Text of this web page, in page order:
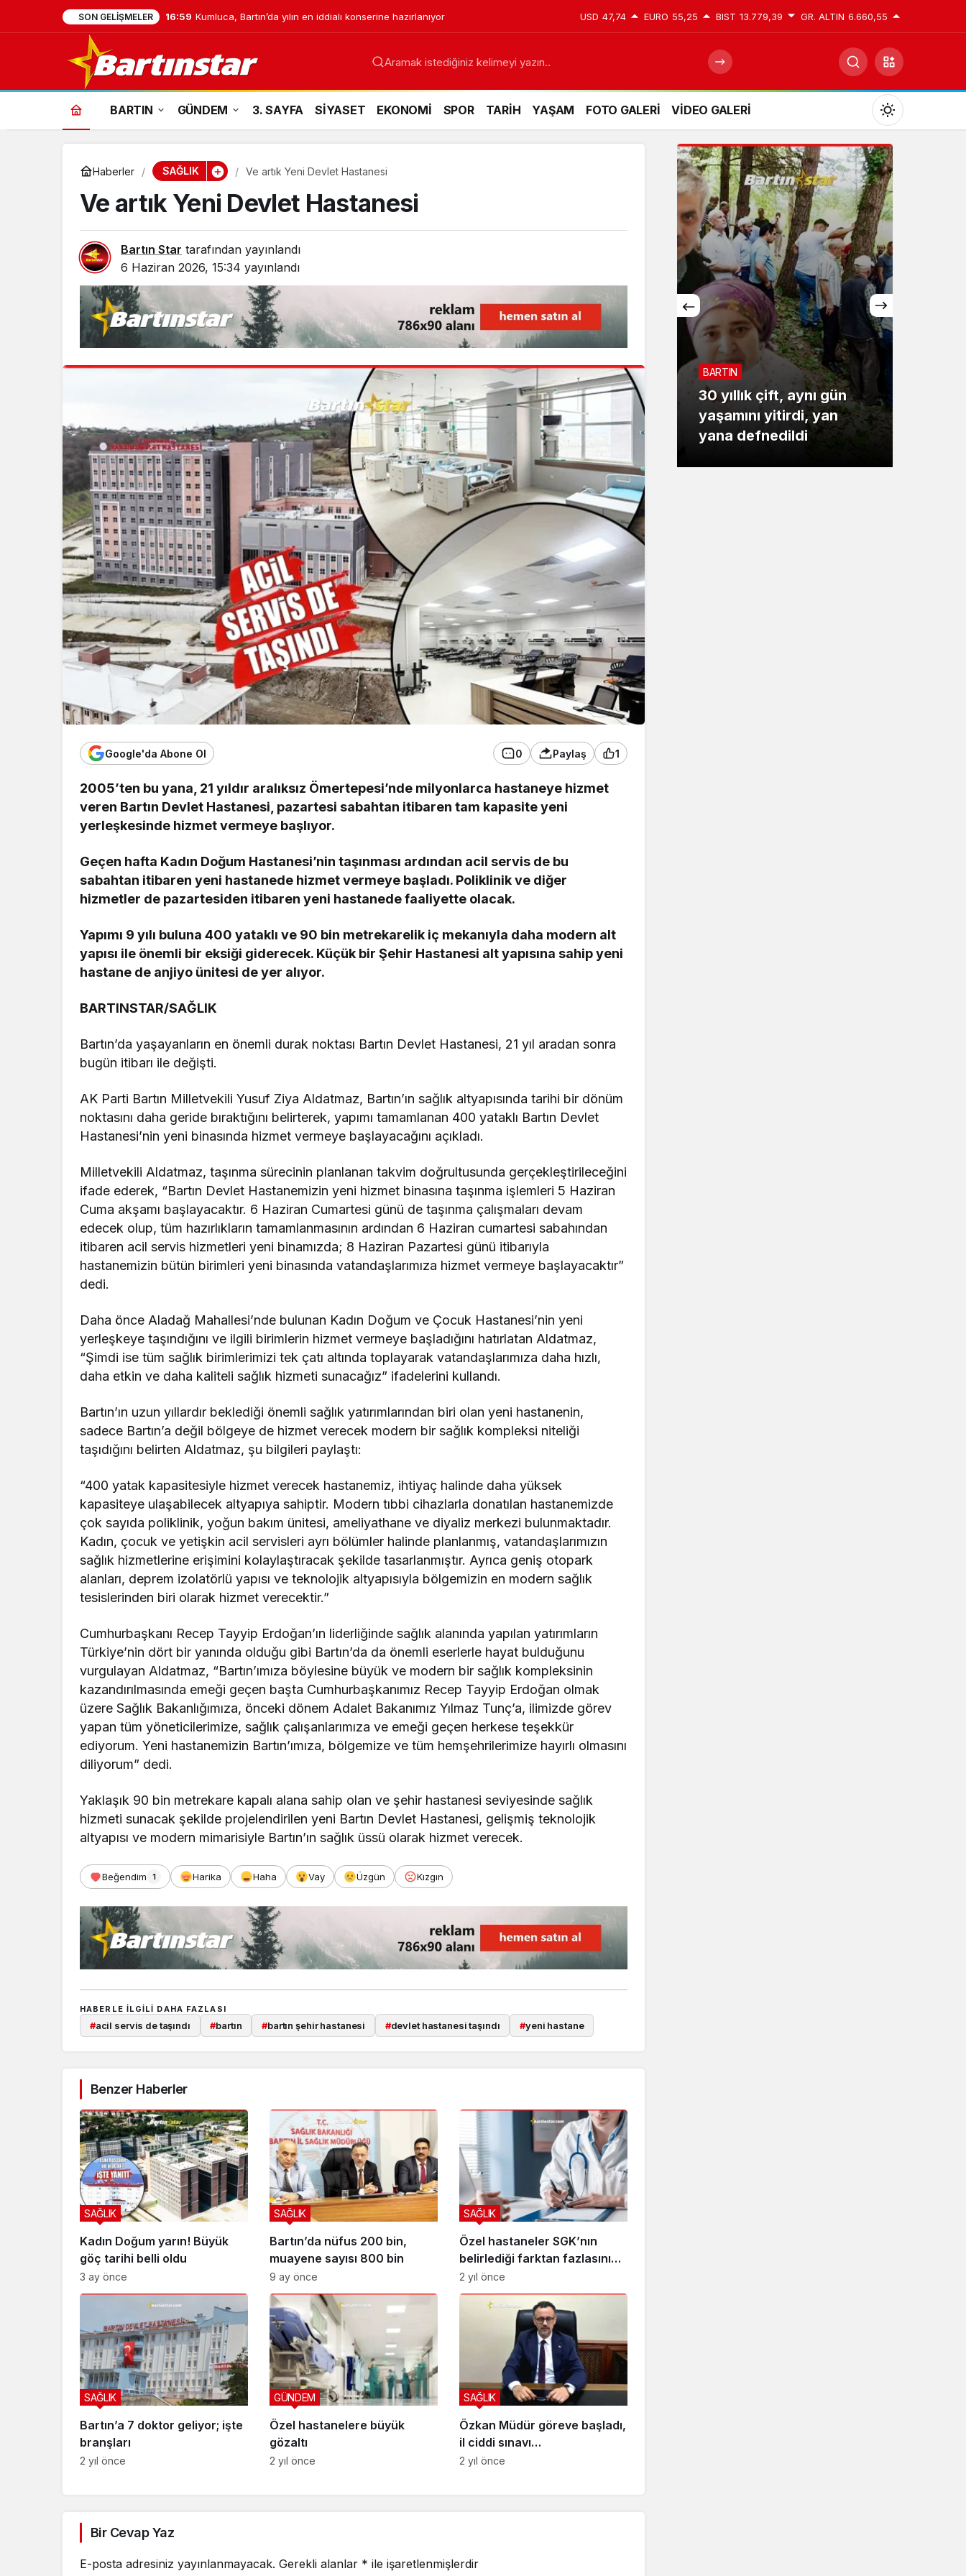
SON GELIŞMELER 16:59 Kumluca, Bartın’da yılın en iddialı konserine hazırlanıyor USD 47,74 EURO 55,25 BIST 13.779,39 GR. ALTIN 6.660,55
Aramak istediğiniz kelimeyi yazın..
BARTIN GÜNDEM 3. SAYFA SİYASET EKONOMİ SPOR TARİH YAŞAM FOTO GALERİ VİDEO GALERİ
Mod
değiştir
Gündüz Modu
Gündüz modunu seçin.
Gece Modu
Gece modunu seçin.
Sistem Modu
Sistem modunu seçin.
Haberler SAĞLIK Ve artık Yeni Devlet Hastanesi
Ve artık Yeni Devlet Hastanesi
Bartın Star tarafından yayınlandı
6 Haziran 2026, 15:34 yayınlandı
Google'da Abone Ol 0 Paylaş 1
2005’ten bu yana, 21 yıldır aralıksız Ömertepesi’nde milyonlarca hastaneye hizmet
veren Bartın Devlet Hastanesi, pazartesi sabahtan itibaren tam kapasite yeni
yerleşkesinde hizmet vermeye başlıyor.
Geçen hafta Kadın Doğum Hastanesi’nin taşınması ardından acil servis de bu
sabahtan itibaren yeni hastanede hizmet vermeye başladı. Poliklinik ve diğer
hizmetler de pazartesiden itibaren yeni hastanede faaliyette olacak.
Yapımı 9 yılı buluna 400 yataklı ve 90 bin metrekarelik iç mekanıyla daha modern alt
yapısı ile önemli bir eksiği giderecek. Küçük bir Şehir Hastanesi alt yapısına sahip yeni
hastane de anjiyo ünitesi de yer alıyor.
BARTINSTAR/SAĞLIK
Bartın’da yaşayanların en önemli durak noktası Bartın Devlet Hastanesi, 21 yıl aradan sonra
bugün itibarı ile değişti.
AK Parti Bartın Milletvekili Yusuf Ziya Aldatmaz, Bartın’ın sağlık altyapısında tarihi bir dönüm
noktasını daha geride bıraktığını belirterek, yapımı tamamlanan 400 yataklı Bartın Devlet
Hastanesi’nin yeni binasında hizmet vermeye başlayacağını açıkladı.
Milletvekili Aldatmaz, taşınma sürecinin planlanan takvim doğrultusunda gerçekleştirileceğini
ifade ederek, “Bartın Devlet Hastanemizin yeni hizmet binasına taşınma işlemleri 5 Haziran
Cuma akşamı başlayacaktır. 6 Haziran Cumartesi günü de taşınma çalışmaları devam
edecek olup, tüm hazırlıkların tamamlanmasının ardından 6 Haziran cumartesi sabahından
itibaren acil servis hizmetleri yeni binamızda; 8 Haziran Pazartesi günü itibarıyla
hastanemizin bütün birimleri yeni binasında vatandaşlarımıza hizmet vermeye başlayacaktır”
dedi.
Daha önce Aladağ Mahallesi’nde bulunan Kadın Doğum ve Çocuk Hastanesi’nin yeni
yerleşkeye taşındığını ve ilgili birimlerin hizmet vermeye başladığını hatırlatan Aldatmaz,
“Şimdi ise tüm sağlık birimlerimizi tek çatı altında toplayarak vatandaşlarımıza daha hızlı,
daha etkin ve daha kaliteli sağlık hizmeti sunacağız” ifadelerini kullandı.
Bartın’ın uzun yıllardır beklediği önemli sağlık yatırımlarından biri olan yeni hastanenin,
sadece Bartın’a değil bölgeye de hizmet verecek modern bir sağlık kompleksi niteliği
taşıdığını belirten Aldatmaz, şu bilgileri paylaştı:
“400 yatak kapasitesiyle hizmet verecek hastanemiz, ihtiyaç halinde daha yüksek
kapasiteye ulaşabilecek altyapıya sahiptir. Modern tıbbi cihazlarla donatılan hastanemizde
çok sayıda poliklinik, yoğun bakım ünitesi, ameliyathane ve diyaliz merkezi bulunmaktadır.
Kadın, çocuk ve yetişkin acil servisleri ayrı bölümler halinde planlanmış, vatandaşlarımızın
sağlık hizmetlerine erişimini kolaylaştıracak şekilde tasarlanmıştır. Ayrıca geniş otopark
alanları, deprem izolatörlü yapısı ve teknolojik altyapısıyla bölgemizin en modern sağlık
tesislerinden biri olarak hizmet verecektir.”
Cumhurbaşkanı Recep Tayyip Erdoğan’ın liderliğinde sağlık alanında yapılan yatırımların
Türkiye’nin dört bir yanında olduğu gibi Bartın’da da önemli eserlerle hayat bulduğunu
vurgulayan Aldatmaz, “Bartın’ımıza böylesine büyük ve modern bir sağlık kompleksinin
kazandırılmasında emeği geçen başta Cumhurbaşkanımız Recep Tayyip Erdoğan olmak
üzere Sağlık Bakanlığımıza, önceki dönem Adalet Bakanımız Yılmaz Tunç’a, ilimizde görev
yapan tüm yöneticilerimize, sağlık çalışanlarımıza ve emeği geçen herkese teşekkür
ediyorum. Yeni hastanemizin Bartın’ımıza, bölgemize ve tüm hemşehrilerimize hayırlı olmasını
diliyorum” dedi.
Yaklaşık 90 bin metrekare kapalı alana sahip olan ve şehir hastanesi seviyesinde sağlık
hizmeti sunacak şekilde projelendirilen yeni Bartın Devlet Hastanesi, gelişmiş teknolojik
altyapısı ve modern mimarisiyle Bartın’ın sağlık üssü olarak hizmet verecek.
Beğendim 1 Harika Haha Vay Üzgün Kızgın
HABERLE ILGILI DAHA FAZLASI
#acil servis de taşındı #bartın #bartın şehir hastanesi #devlet hastanesi taşındı #yeni hastane
Benzer Haberler
Kadın Doğum yarın! Büyük
göç tarihi belli oldu
SAĞLIK
3 ay önce
Bartın’da nüfus 200 bin,
muayene sayısı 800 bin
SAĞLIK
9 ay önce
Özel hastaneler SGK’nın
belirlediği farktan fazlasını
isteyemeyecek
SAĞLIK
2 yıl önce
Bartın’a 7 doktor geliyor; işte
branşları
SAĞLIK
2 yıl önce
Özel hastanelere büyük
gözaltı
GÜNDEM
2 yıl önce
Özkan Müdür göreve başladı,
il ciddi sınavı…
SAĞLIK
2 yıl önce
Bir Cevap Yaz
E-posta adresiniz yayınlanmayacak. Gerekli alanlar * ile işaretlenmişlerdir
BARTIN
Kumluca, Bartın’da yılın
en iddialı konserine
hazırlanıyor
BARTIN
30 yıllık çift, aynı gün
yaşamını yitirdi, yan
yana defnedildi
Bartın
baskını: Bol